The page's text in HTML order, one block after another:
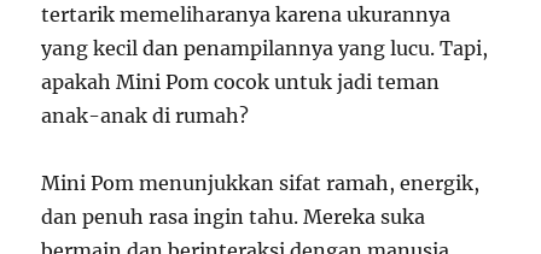
tertarik memeliharanya karena ukurannya
yang kecil dan penampilannya yang lucu. Tapi,
apakah Mini Pom cocok untuk jadi teman
anak-anak di rumah?
Mini Pom menunjukkan sifat ramah, energik,
dan penuh rasa ingin tahu. Mereka suka